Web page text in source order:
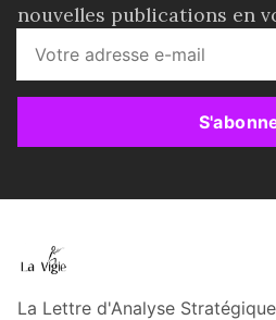
nouvelles publications en
La Lettre d'Analyse Stratégique